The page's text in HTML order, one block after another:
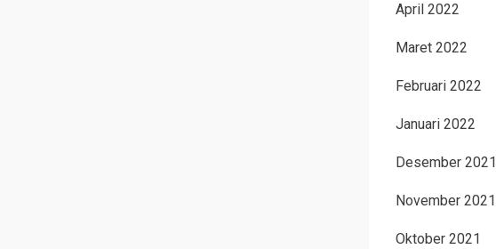
April 2022
Maret 2022
Februari 2022
Januari 2022
Desember 2021
November 2021
Oktober 2021